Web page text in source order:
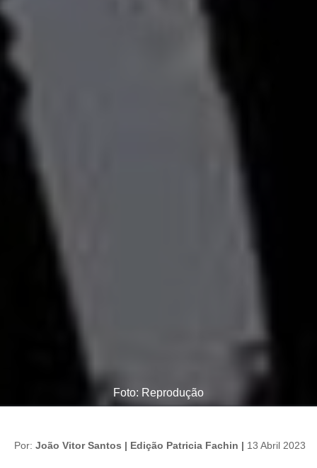
Foto: Reprodução
Por: João Vitor Santos | Edição Patricia Fachin | 13 Abril 2023